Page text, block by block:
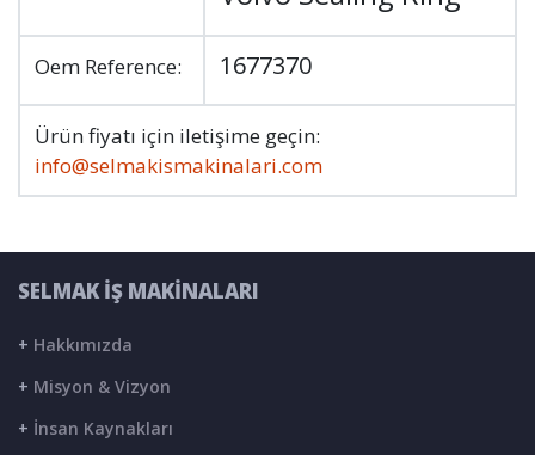
Oem Reference: 1677370
Ürün fiyatı için iletişime geçin:
info@selmakismakinalari.com
SELMAK İŞ MAKİNALARI
+ Hakkımızda
+ Misyon & Vizyon
+ İnsan Kaynakları